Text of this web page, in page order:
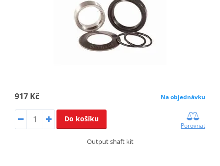
917 Kč Na objednávku
Do košíku
Porovnat
Output shaft kit